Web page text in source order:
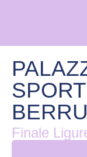
Finale